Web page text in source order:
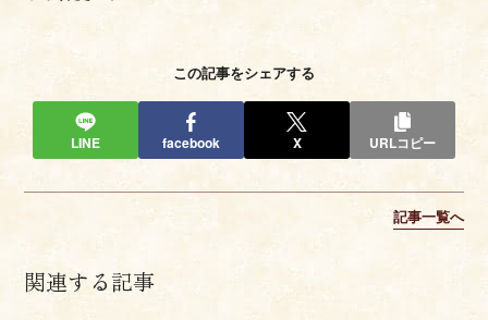
この記事をシェアする
LINE facebook X URLコピー
記事一覧へ
関連する記事